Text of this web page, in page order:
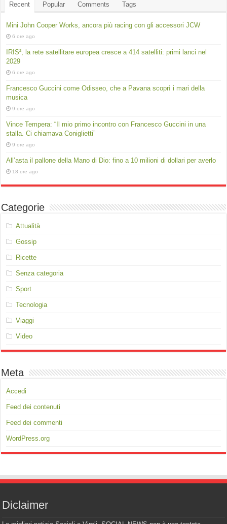
Recent Popular Comments Tags
Mini John Cooper Works, ancora più racing con gli accessori JCW
6 ore ago
IRIS², la rete satellitare europea cresce a 414 satelliti: primi lanci nel
2029
6 ore ago
Francesco Guccini come Odisseo, che a Pavana scoprì i mari della
musica
9 ore ago
Vince Tempera: “Il mio primo incontro con Francesco Guccini in una
stalla. Ci chiamava Coniglietti”
9 ore ago
All’asta il pallone della Mano di Dio: fino a 10 milioni di dollari per averlo
18 ore ago
Categorie
Attualità
Gossip
Ricette
Senza categoria
Sport
Tecnologia
Viaggi
Video
Meta
Accedi
Feed dei contenuti
Feed dei commenti
WordPress.org
Diclaimer